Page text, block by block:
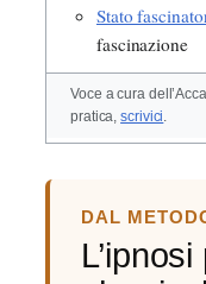
Stato
fascinazione
Voce a cura
pratica,scrivici.
DAL